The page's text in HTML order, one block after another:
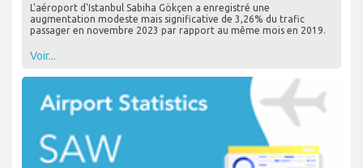
L'aéroport d'Istanbul Sabiha Gökçen a enregistré une
augmentation modeste mais significative de 3,26% du trafic
passager en novembre 2023 par rapport au même mois en 2019.
Voir...